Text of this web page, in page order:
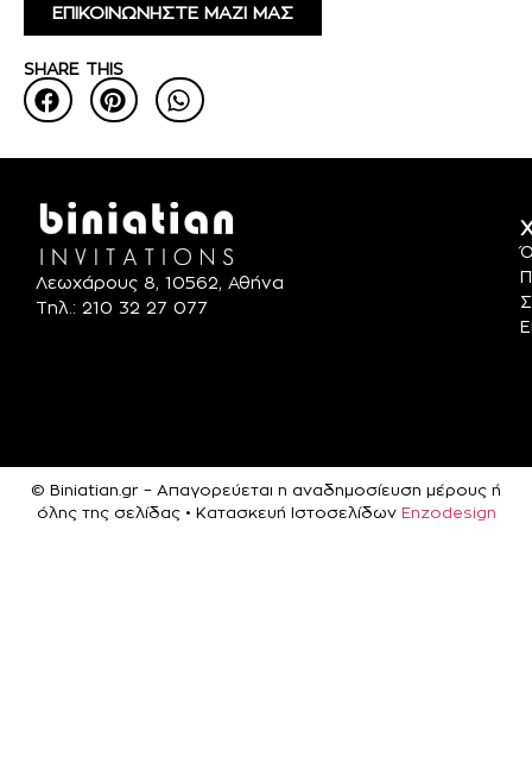
ΕΠΙΚΟΙΝΩΝΗΣΤΕ ΜΑΖΙ ΜΑΣ
SHARE THIS
Λεωχάρους 8, 10562, Αθήνα
Τηλ.: 210 32 27 077
© Biniatian.gr – Απαγορεύεται η αναδημοσίευση μέρους ή
όλης της σελίδας • Κατασκευή Ιστοσελίδων Enzodesign